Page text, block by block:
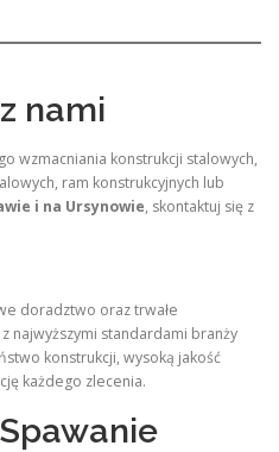
nami
wzmacniania konstrukcji stalowych,
ram konstrukcyjnych lub
i na Ursynowie, skontaktuj się z
doradztwo oraz trwałe
najwyższymi standardami branży
konstrukcji, wysoką jakość
każdego zlecenia.